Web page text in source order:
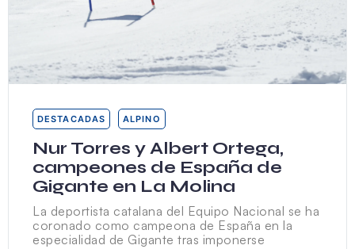
DESTACADAS ALPINO
Nur Torres y Albert Ortega,
campeones de España de
Gigante en La Molina
La deportista catalana del Equipo Nacional se ha
coronado como campeona de España en la
especialidad de Gigante tras imponerse